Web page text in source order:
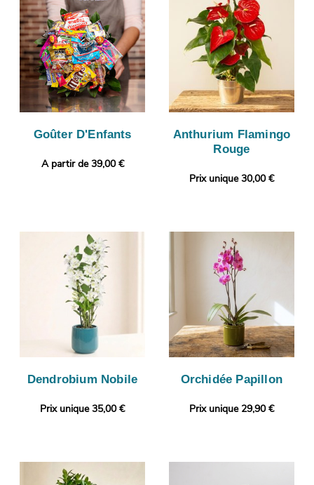
Goûter D'Enfants
A partir de 39,00 €
Anthurium Flamingo
Rouge
Prix unique 30,00 €
Dendrobium Nobile
Prix unique 35,00 €
Orchidée Papillon
Prix unique 29,90 €